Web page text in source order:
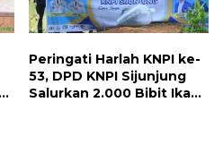
Peringati Harlah KNPI ke-
53, DPD KNPI Sijunjung
Salurkan 2.000 Bibit Ikan